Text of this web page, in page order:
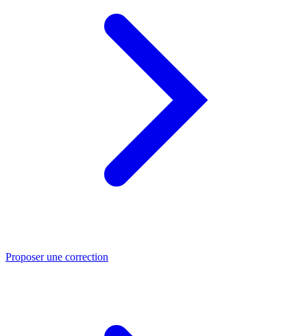
Proposer une correction